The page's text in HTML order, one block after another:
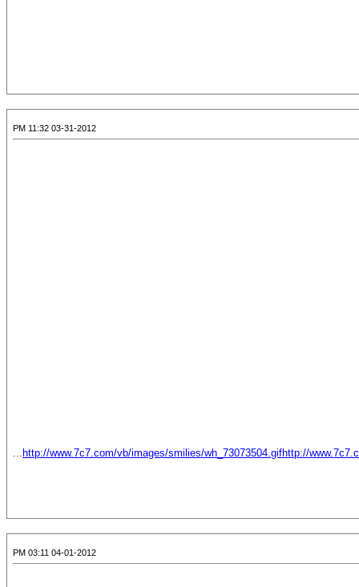
03-31-2012 11:32 PM
http://www.7c7.com/vb/images/smilies/wh_73073504.gifhttp://
...
04-01-2012 03:11 PM